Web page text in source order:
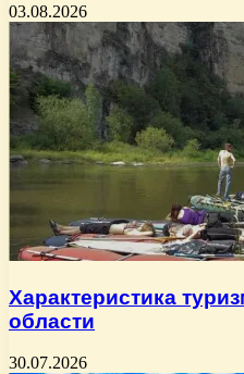
03.08.2026
Характеристика
области
30.07.2026